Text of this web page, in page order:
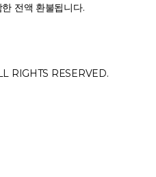
전액 환불됩니다.
RIGHTS RESERVED.